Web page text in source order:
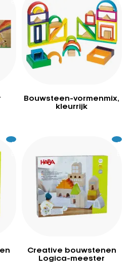
Bouwsteen-vormenmix,
kleurrijk
49
Excl.
Creative bouwstenen
Logica-meester
49
Excl.